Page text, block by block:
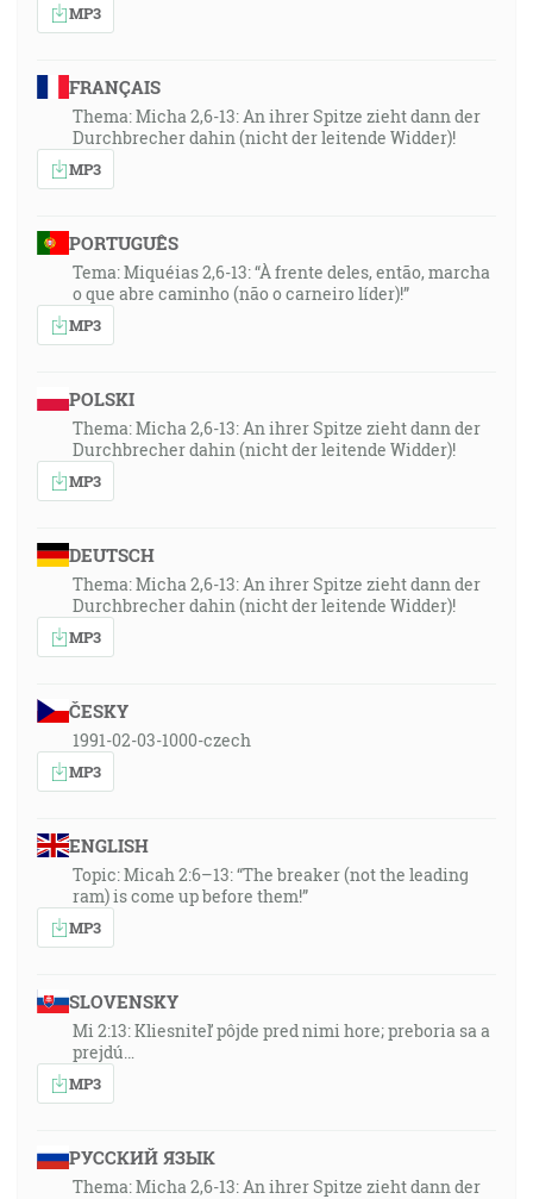
MP3
FRANÇAIS
Thema: Micha 2,6-13: An ihrer Spitze zieht dann der
Durchbrecher dahin (nicht der leitende Widder)!
MP3
PORTUGUÊS
Tema: Miquéias 2,6-13: “À frente deles, então, marcha
o que abre caminho (não o carneiro líder)!”
MP3
POLSKI
Thema: Micha 2,6-13: An ihrer Spitze zieht dann der
Durchbrecher dahin (nicht der leitende Widder)!
MP3
DEUTSCH
Thema: Micha 2,6-13: An ihrer Spitze zieht dann der
Durchbrecher dahin (nicht der leitende Widder)!
MP3
ČESKY
1991-02-03-1000-czech
MP3
ENGLISH
Topic: Micah 2:6–13: “The breaker (not the leading
ram) is come up before them!”
MP3
SLOVENSKY
Mi 2:13: Kliesniteľ pôjde pred nimi hore; preboria sa a
prejdú…
MP3
РУССКИЙ ЯЗЫК
Thema: Micha 2,6-13: An ihrer Spitze zieht dann der